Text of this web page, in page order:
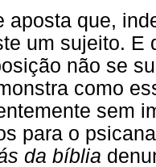
aposta que,
um sujeito. E
não se
como
sem
para o
da bíblia